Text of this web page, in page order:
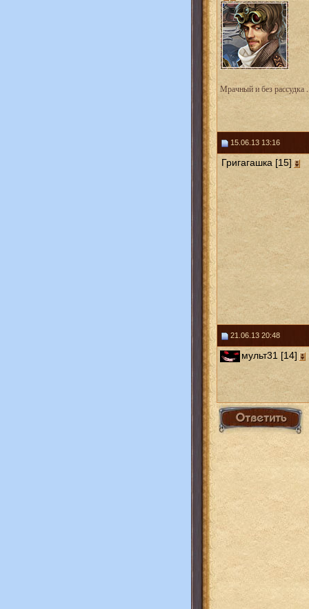
Мрачный и без рассудка
15.06.13 13:16
Григагашка [15]
21.06.13 20:48
мульт31 [14]